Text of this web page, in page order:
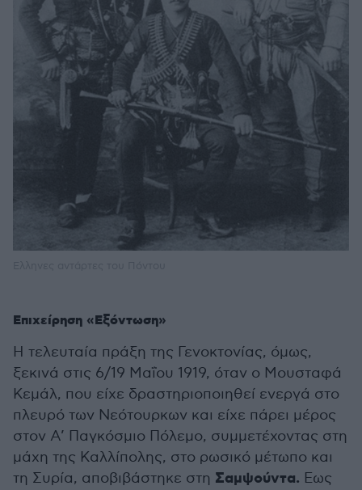
Επιχείρηση «Εξόντωση»
Η τελευταία πράξη της Γενοκτονίας, όμως,
ξεκινά στις 6/19 Μαΐου 1919, όταν ο Μουσταφά
Κεμάλ, που είχε δραστηριοποιηθεί ενεργά στο
πλευρό των Νεότουρκων και είχε πάρει μέρος
στον Α’ Παγκόσμιο Πόλεμο, συμμετέχοντας στη
μάχη της Καλλίπολης, στο ρωσικό μέτωπο και
τη Συρία, αποβιβάστηκε στη Σαμψούντα. Εως